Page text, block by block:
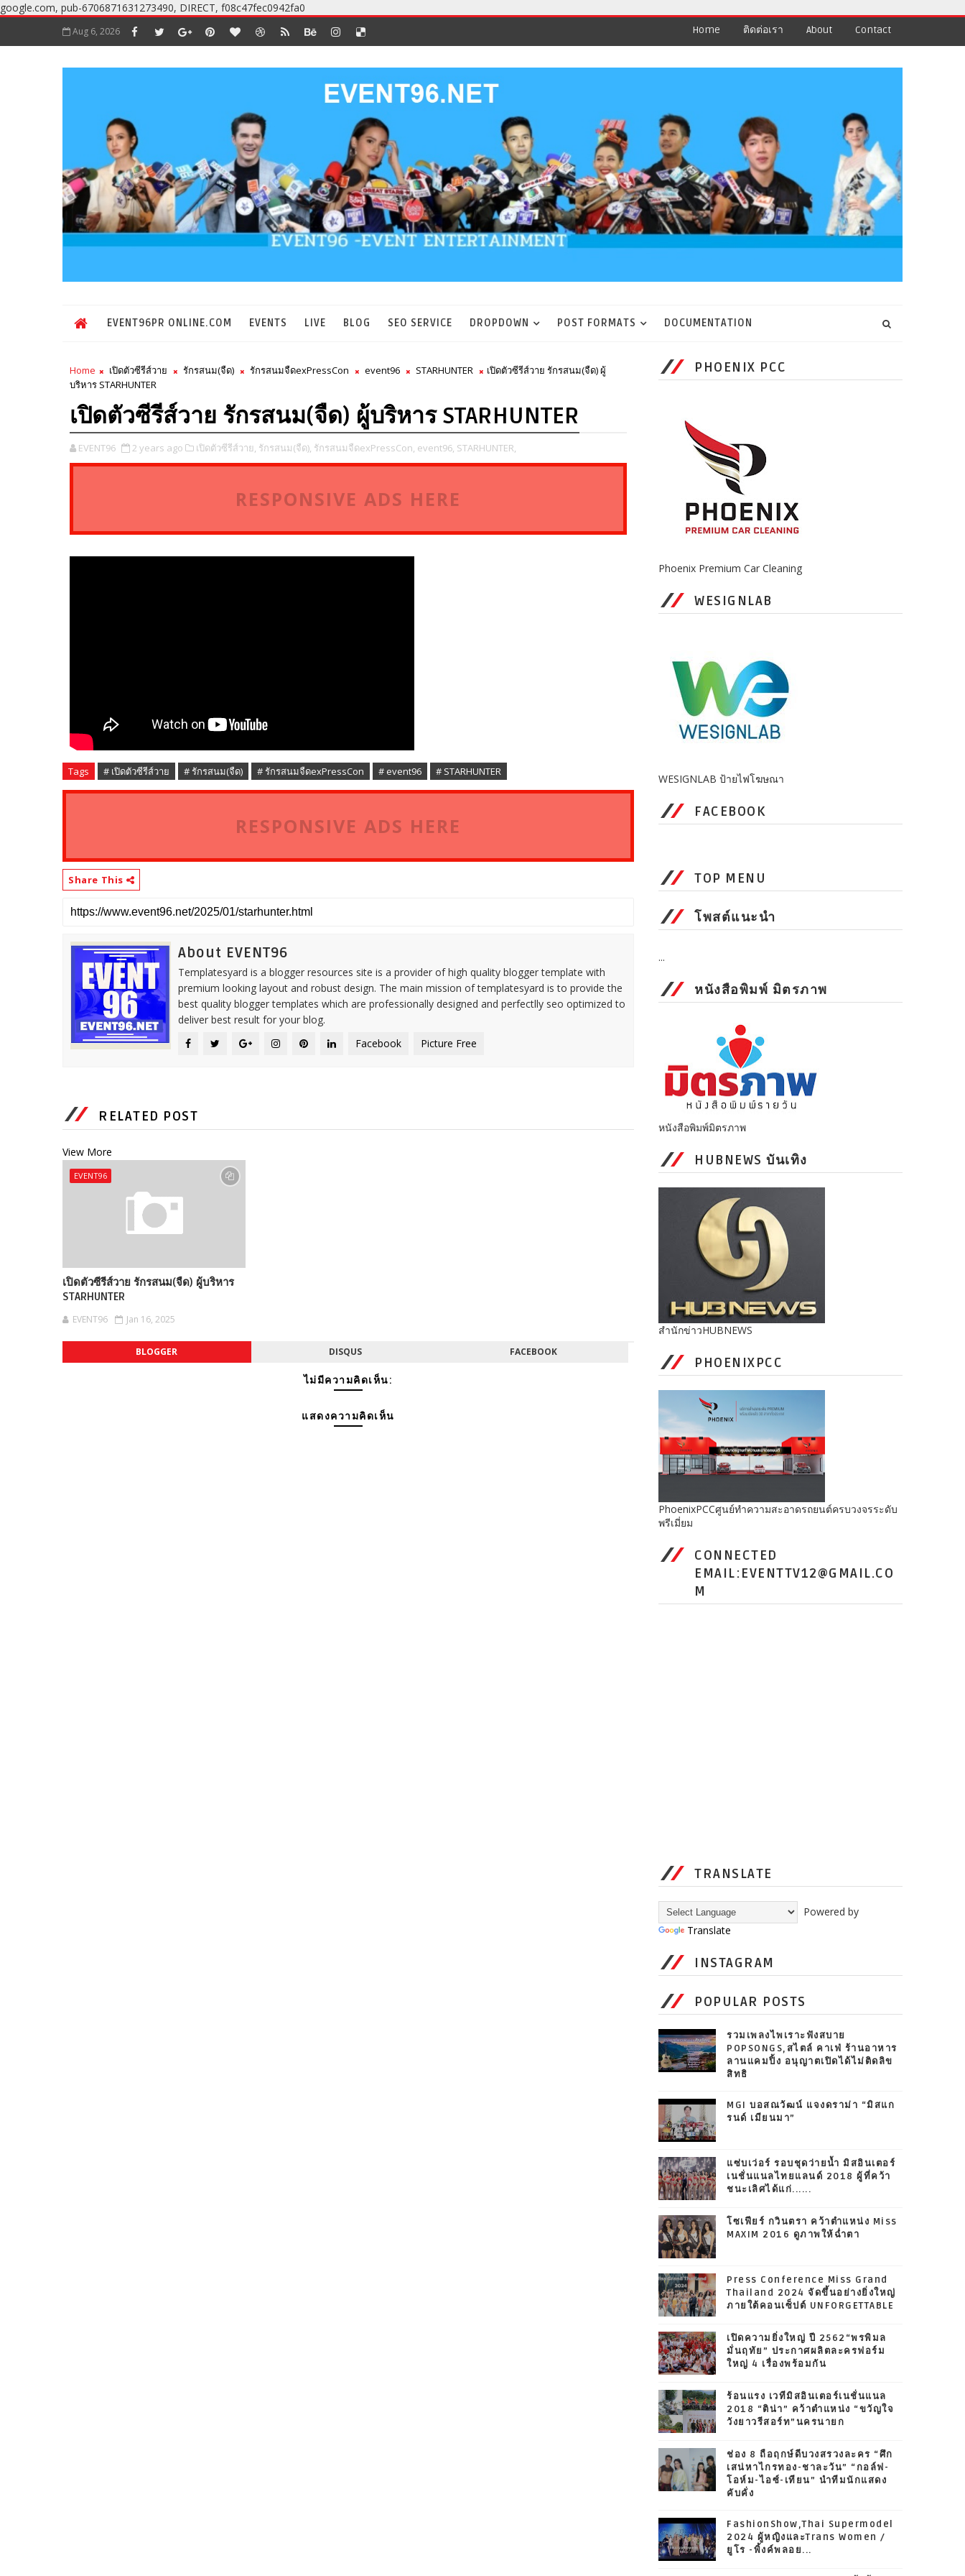
google.com, pub-6706871631273490, DIRECT, f08c47fec0942fa0
Aug 6, 2026 Home ติดต่อเรา About Contact
EVENT96PR ONLINE.COM EVENTS LIVE BLOG SEO SERVICE DROPDOWN POST FORMATS DOCUMENTATION
Home เปิดตัวซีรีส์วาย รักรสนม(จืด) รักรสนมจืดexPressCon event96 STARHUNTER
เปิดตัวซีรีส์วาย รักรสนม(จืด) ผู้
บริหาร STARHUNTER
เปิดตัวซีรีส์วาย รักรสนม(จืด) ผู้บริหาร STARHUNTER
EVENT96 2 years ago เปิดตัวซีรีส์วาย, รักรสนม(จืด), รักรสนมจืดexPressCon, event96, STARHUNTER,
RESPONSIVE ADS HERE
Tags # เปิดตัวซีรีส์วาย # รักรสนม(จืด) # รักรสนมจืดexPressCon # event96 # STARHUNTER
RESPONSIVE ADS HERE
Share This
About EVENT96
Templatesyard is a blogger resources site is a provider of high quality blogger template with
premium looking layout and robust design. The main mission of templatesyard is to provide the
best quality blogger templates which are professionally designed and perfectlly seo optimized to
deliver best result for your blog.
Facebook
Picture Free
RELATED POST
View More
EVENT96
เปิดตัวซีรีส์วาย รักรสนม(จืด) ผู้บริหาร
STARHUNTER
EVENT96 Jan 16, 2025
BLOGGER DISQUS FACEBOOK
ไม่มีความคิดเห็น:
แสดงความคิดเห็น
PHOENIX PCC
Phoenix Premium Car Cleaning
WESIGNLAB
WESIGNLAB ป้ายไฟโฆษณา
FACEBOOK
TOP MENU
โพสต์แนะนำ
...
หนังสือพิมพ์ มิตรภาพ
หนังสือพิมพ์มิตรภาพ
HUBNEWS บันเทิง
สำนักข่าวHUBNEWS
PHOENIXPCC
PhoenixPCCศูนย์ทำความสะอาดรถยนต์ครบวงจรระดับ
พรีเมี่ยม
CONNECTED
EMAIL:EVENTTV12@GMAIL.CO
M
TRANSLATE
Powered by
Translate
INSTAGRAM
POPULAR POSTS
รวมเพลงไพเราะฟังสบาย
POPSONGS,สไตล์ คาเฟ่ ร้านอาหาร
ลานแคมปิ้ง อนุญาตเปิดได้ไม่ติดลิข
สิทธิ
MGI บอสณวัฒน์ แจงดราม่า “มิสแก
รนด์ เมียนมา”
แซ่บเว่อร์ รอบชุดว่ายน้ำ มิสอินเตอร์
เนชั่นแนลไทยแลนด์ 2018 ผู้ที่คว้า
ชนะเลิศได้แก่......
โซเฟียร์ กวินตรา คว้าตำแหน่ง Miss
MAXIM 2016 ดูภาพให้ฉ่ำตา
Press Conference Miss Grand
Thailand 2024 จัดขึ้นอย่างยิ่งใหญ่
ภายใต้คอนเซ็ปต์ UNFORGETTABLE
เปิดความยิ่งใหญ่ ปี 2562“พรพิมล
มั่นฤทัย” ประกาศผลิตละครฟอร์ม
ใหญ่ 4 เรื่องพร้อมกัน
ร้อนแรง เวทีมิสอินเตอร์เนชั่นแนล
2018 “ติน่า” คว้าตำแหน่ง “ขวัญใจ
วังยาวรีสอร์ท”นครนายก
ช่อง 8 ถือฤกษ์ดีบวงสรวงละคร “ศึก
เสน่หาไกรทอง-ชาละวัน” “กอล์ฟ-
โอห์ม-ไอซ์-เทียน” นำทีมนักแสดง
คับคั่ง
FashionShow,Thai Supermodel
2024 ผู้หญิงและTrans Women /
ยูโร -พิ้งค์พลอย...